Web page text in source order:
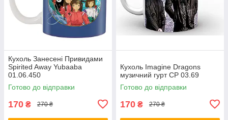
Кухоль Занесені Привидами
Spirited Away Yubaaba
01.06.450
Готово до відправки
170 ₴ 270 ₴
Кухоль Imagine Dragons
музичний гурт CP 03.69
Готово до відправки
170 ₴ 270 ₴